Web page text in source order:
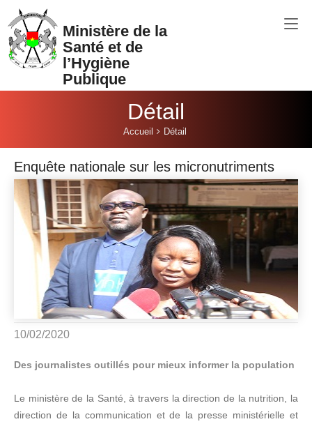
Aller au contenu principal
Ministère de la
Santé et de
l’Hygiène
Publique
Détail
Accueil Détail
Enquête nationale sur les micronutriments
10/02/2020
Des journalistes outillés pour mieux informer la population
Le ministère de la Santé, à travers la direction de la nutrition, la
direction de la communication et de la presse ministérielle et